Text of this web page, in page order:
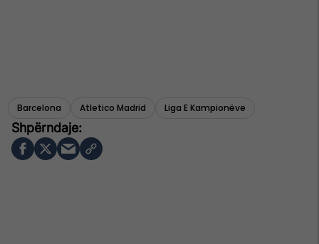
Barcelona Atletico Madrid Liga E Kampionëve